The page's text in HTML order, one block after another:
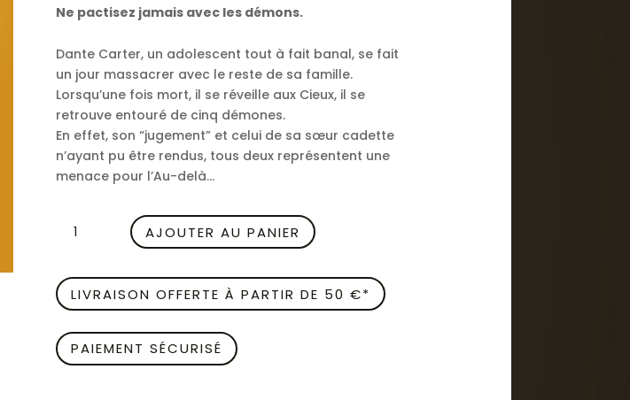
Ne pactisez jamais avec les démons.
Dante Carter, un adolescent tout à fait banal, se fait
un jour massacrer avec le reste de sa famille.
Lorsqu’une fois mort, il se réveille aux Cieux, il se
retrouve entouré de cinq démones.
En effet, son “jugement” et celui de sa sœur cadette
n’ayant pu être rendus, tous deux représentent une
menace pour l’Au-delà…
Boy
and
of
Hell
AJOUTER AU PANIER
LIVRAISON OFFERTE À PARTIR DE 50 €*
PAIEMENT SÉCURISÉ